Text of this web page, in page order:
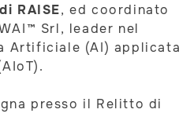
RAISE, ed coordinato
Srl, leader nel
Artificiale (AI) applicata
presso il Relitto di